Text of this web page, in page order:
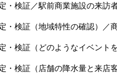
・検証／駅前商業施設の来訪
・検証（地域特性の確認）／
・検証（どのようなイベント
・検証（店舗の降水量と来店